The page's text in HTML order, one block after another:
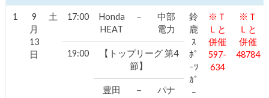
1
9
月
13
日
土 17:00
Honda
HEAT
－
中部
電力
鈴
鹿
ｽ
ﾎﾟ
ｰﾂ
ｶﾞ
ｰ
※Ｔ
Ｌと
併催
597-
634
※Ｔ
Ｌと
併催
48784
19:00
【トップリーグ 第4
節】
豊田
－
パナ